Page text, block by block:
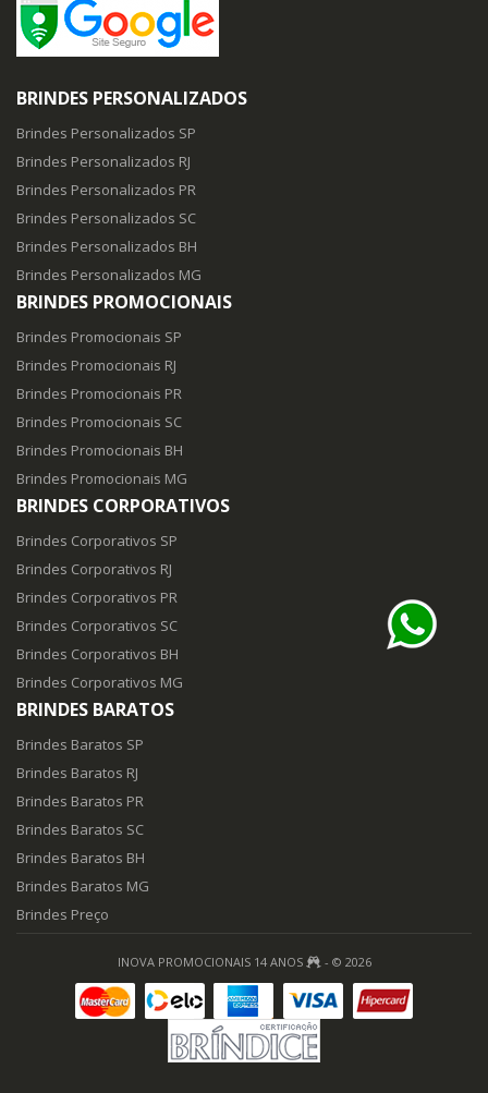
BRINDES PERSONALIZADOS
Brindes Personalizados SP
Brindes Personalizados RJ
Brindes Personalizados PR
Brindes Personalizados SC
Brindes Personalizados BH
Brindes Personalizados MG
BRINDES PROMOCIONAIS
Brindes Promocionais SP
Brindes Promocionais RJ
Brindes Promocionais PR
Brindes Promocionais SC
Brindes Promocionais BH
Brindes Promocionais MG
BRINDES CORPORATIVOS
Brindes Corporativos SP
Brindes Corporativos RJ
Brindes Corporativos PR
Brindes Corporativos SC
Brindes Corporativos BH
Brindes Corporativos MG
BRINDES BARATOS
Brindes Baratos SP
Brindes Baratos RJ
Brindes Baratos PR
Brindes Baratos SC
Brindes Baratos BH
Brindes Baratos MG
Brindes Preço
INOVA PROMOCIONAIS 14 ANOS - © 2026